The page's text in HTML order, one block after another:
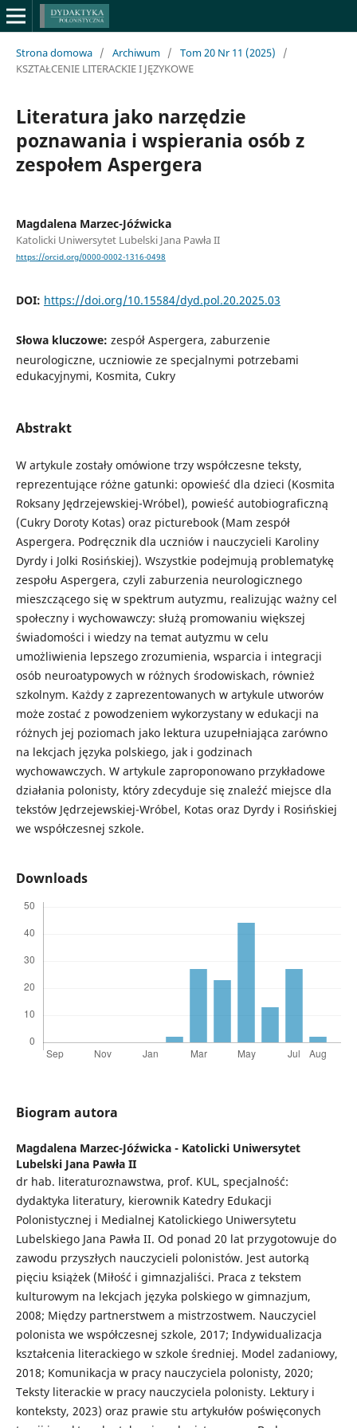
Strona domowa / Archiwum / Tom 20 Nr 11 (2025)
/
KSZTAŁCENIE LITERACKIE I JĘZYKOWE
Literatura jako narzędzie
poznawania i wspierania osób z
zespołem Aspergera
Magdalena Marzec-Jóźwicka
Katolicki Uniwersytet Lubelski Jana Pawła II
https://orcid.org/0000-0002-1316-0498
DOI: https://doi.org/10.15584/dyd.pol.20.2025.03
Słowa kluczowe: zespół Aspergera, zaburzenie
neurologiczne, uczniowie ze specjalnymi potrzebami
edukacyjnymi, Kosmita, Cukry
Abstrakt
W artykule zostały omówione trzy współczesne teksty,
reprezentujące różne gatunki: opowieść dla dzieci (Kosmita
Roksany Jędrzejewskiej-Wróbel), powieść autobiograficzną
(Cukry Doroty Kotas) oraz picturebook (Mam zespół
Aspergera. Podręcznik dla uczniów i nauczycieli Karoliny
Dyrdy i Jolki Rosińskiej). Wszystkie podejmują problematykę
zespołu Aspergera, czyli zaburzenia neurologicznego
mieszczącego się w spektrum autyzmu, realizując ważny cel
społeczny i wychowawczy: służą promowaniu większej
świadomości i wiedzy na temat autyzmu w celu
umożliwienia lepszego zrozumienia, wsparcia i integracji
osób neuroatypowych w różnych środowiskach, również
szkolnym. Każdy z zaprezentowanych w artykule utworów
może zostać z powodzeniem wykorzystany w edukacji na
różnych jej poziomach jako lektura uzupełniająca zarówno
na lekcjach języka polskiego, jak i godzinach
wychowawczych. W artykule zaproponowano przykładowe
działania polonisty, który zdecyduje się znaleźć miejsce dla
tekstów Jędrzejewskiej-Wróbel, Kotas oraz Dyrdy i Rosińskiej
we współczesnej szkole.
Downloads
Biogram autora
Magdalena Marzec-Jóźwicka - Katolicki Uniwersytet
Lubelski Jana Pawła II
dr hab. literaturoznawstwa, prof. KUL, specjalność:
dydaktyka literatury, kierownik Katedry Edukacji
Polonistycznej i Medialnej Katolickiego Uniwersytetu
Lubelskiego Jana Pawła II. Od ponad 20 lat przygotowuje do
zawodu przyszłych nauczycieli polonistów. Jest autorką
pięciu książek (Miłość i gimnazjaliści. Praca z tekstem
kulturowym na lekcjach języka polskiego w gimnazjum,
2008; Między partnerstwem a mistrzostwem. Nauczyciel
polonista we współczesnej szkole, 2017; Indywidualizacja
kształcenia literackiego w szkole średniej. Model zadaniowy,
2018; Komunikacja w pracy nauczyciela polonisty, 2020;
Teksty literackie w pracy nauczyciela polonisty. Lektury i
konteksty, 2023) oraz prawie stu artykułów poświęconych